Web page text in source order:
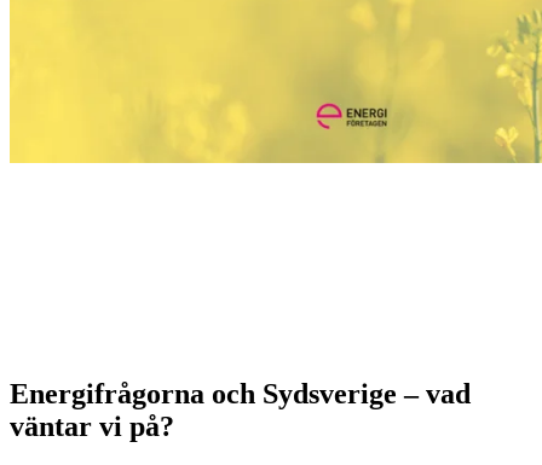
Energifrågorna och Sydsverige – vad
väntar vi på?